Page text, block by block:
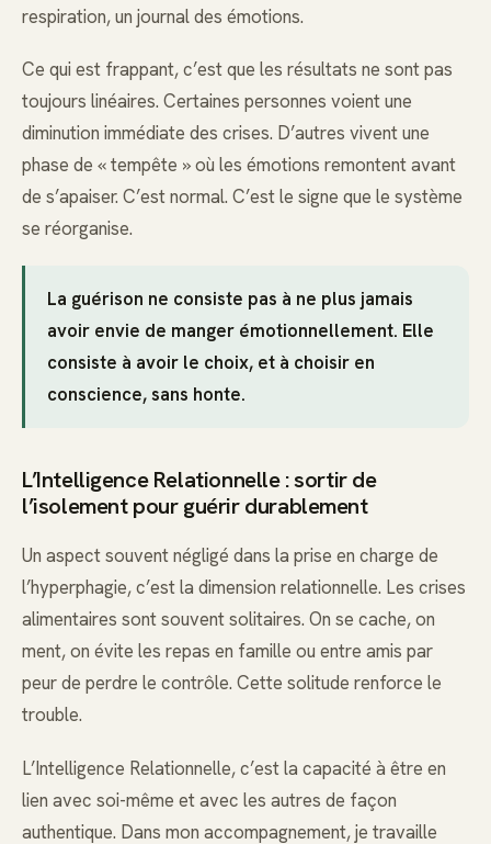
respiration, un journal des émotions.
Ce qui est frappant, c’est que les résultats ne sont pas
toujours linéaires. Certaines personnes voient une
diminution immédiate des crises. D’autres vivent une
phase de « tempête » où les émotions remontent avant
de s’apaiser. C’est normal. C’est le signe que le système
se réorganise.
La guérison ne consiste pas à ne plus jamais
avoir envie de manger émotionnellement. Elle
consiste à avoir le choix, et à choisir en
conscience, sans honte.
L’Intelligence Relationnelle : sortir de
l’isolement pour guérir durablement
Un aspect souvent négligé dans la prise en charge de
l’hyperphagie, c’est la dimension relationnelle. Les crises
alimentaires sont souvent solitaires. On se cache, on
ment, on évite les repas en famille ou entre amis par
peur de perdre le contrôle. Cette solitude renforce le
trouble.
L’Intelligence Relationnelle, c’est la capacité à être en
lien avec soi-même et avec les autres de façon
authentique. Dans mon accompagnement, je travaille